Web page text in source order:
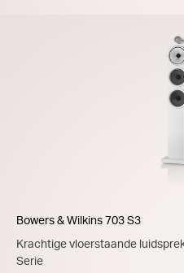
Bowers & Wilkins 703 S3
Krachtige vloerstaande
Serie